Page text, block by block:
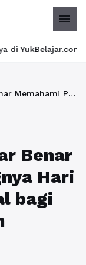
menu
Mulai
Sudahkah Kita Benar Benar Memahami Pentingnya Hari Kehakiman Nasional bagi Masa Depan Hukum Indonesia
Benar
Hari
bagi